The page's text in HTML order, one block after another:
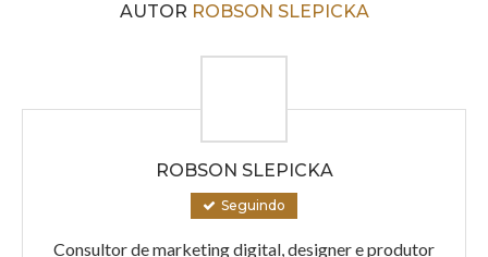
AUTOR ROBSON SLEPICKA
ROBSON SLEPICKA
Seguindo
Consultor de marketing digital, designer e produtor